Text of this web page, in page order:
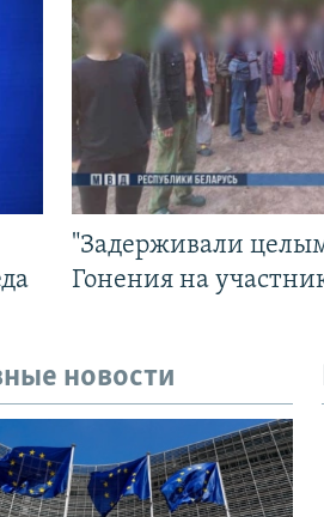
"Задерживали
Гонения на
новости